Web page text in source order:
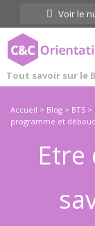
Voir le
Tout savoir sur le
Accueil > Blog > BTS >
programme et
Cookies